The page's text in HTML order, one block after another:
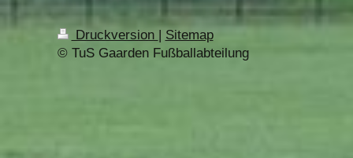
Druckversion
Sitemap
© TuS Gaarden Fußballabteilung